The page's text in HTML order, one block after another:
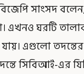
বিজেপি সাংসদ
ঘরটি
যায়‌। এগুলো
সিবিআই-এর